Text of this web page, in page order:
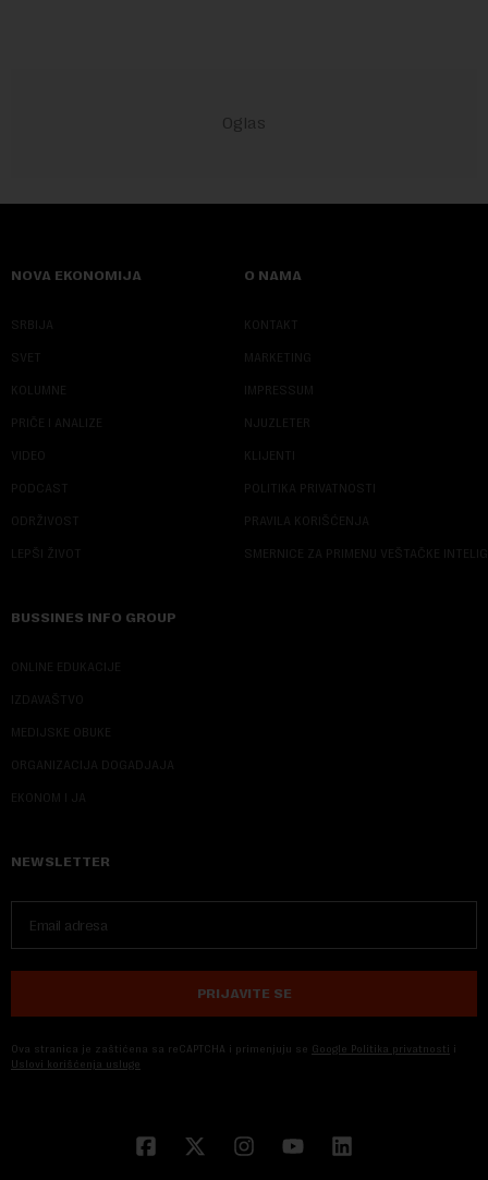
NOVA EKONOMIJA
SRBIJA
SVET
KOLUMNE
PRIČE I ANALIZE
VIDEO
PODCAST
ODRŽIVOST
LEPŠI ŽIVOT
O NAMA
KONTAKT
MARKETING
IMPRESSUM
NJUZLETER
KLIJENTI
POLITIKA PRIVATNOSTI
PRAVILA KORIŠĆENJA
SMERNICE ZA PRIMENU VEŠTAČKE
BUSSINES INFO GROUP
ONLINE EDUKACIJE
IZDAVAŠTVO
MEDIJSKE OBUKE
ORGANIZACIJA DOGADJAJA
EKONOM I JA
NEWSLETTER
PRIJAVITE SE
Ova stranica je zaštićena sa reCAPTCHA i primenjuju se Google Politika privatnosti i
Uslovi korišćenja usluge